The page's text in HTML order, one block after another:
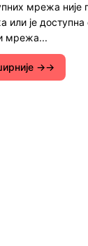
мрежа није
или је доступна
мрежа...
→